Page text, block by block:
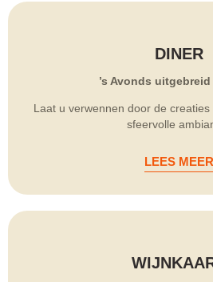
DINER
’s Avonds
Laat u verwennen door de
sfeervolle
LEES MEER